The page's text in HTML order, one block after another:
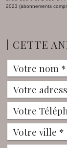
2023 (abonnements
CETTE